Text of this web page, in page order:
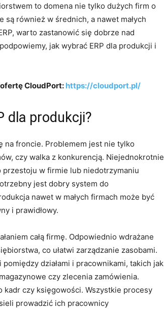
to domena nie tylko dużych firm o
również w średnich, a nawet małych
warto zastanowić się dobrze nad
jak wybrać ERP dla produkcji i
CloudPort: https://cloudport.pl/
dla produkcji?
na froncie. Problemem jest nie tylko
czy walka z konkurencją. Niejednokrotnie
przestoju w firmie lub niedotrzymaniu
jest dobry system do
nawet w małych firmach może być
i prawidłowy.
całą firmę. Odpowiednio wdrażane
co ułatwi zarządzanie zasobami.
działami i pracownikami, takich jak
czy zlecenia zamówienia.
czy księgowości. Wszystkie procesy
prowadzić ich pracownicy